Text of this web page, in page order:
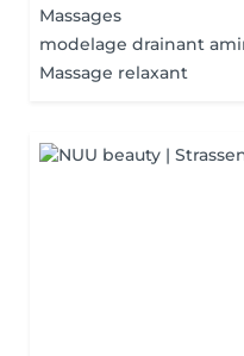
Massages
modelage drainant
Massage relaxant